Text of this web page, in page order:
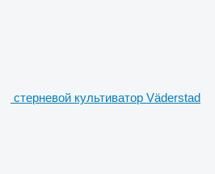
стерневой культиватор Väderstad